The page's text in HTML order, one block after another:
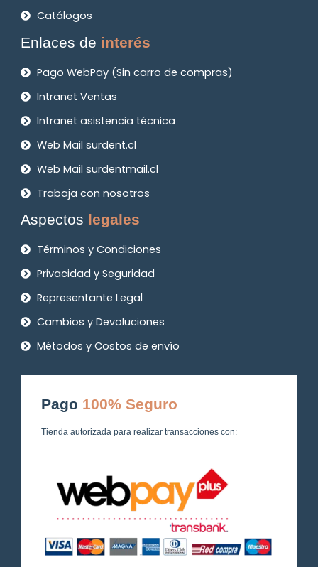
Catálogos
Enlaces de interés
Pago WebPay (Sin carro de compras)
Intranet Ventas
Intranet asistencia técnica
Web Mail surdent.cl
Web Mail surdentmail.cl
Trabaja con nosotros
Aspectos legales
Términos y Condiciones
Privacidad y Seguridad
Representante Legal
Cambios y Devoluciones
Métodos y Costos de envío
Pago 100% Seguro
Tienda autorizada para realizar transacciones con: